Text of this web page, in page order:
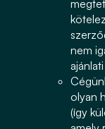
nem
olyan
(így